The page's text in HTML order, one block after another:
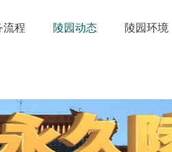
流程 陵园动态 陵园环境